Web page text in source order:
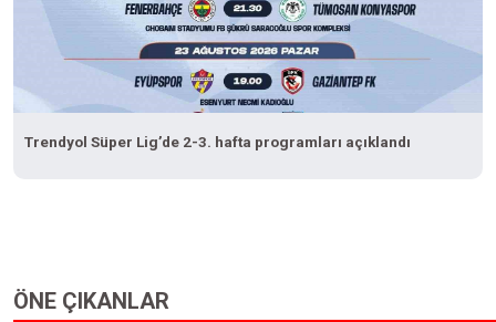
Trendyol Süper Lig’de 2-3. hafta programları açıklandı
ÖNE ÇIKANLAR